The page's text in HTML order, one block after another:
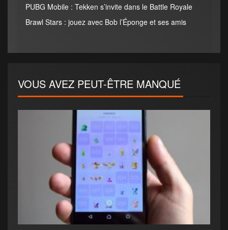
PUBG Mobile : Tekken s’invite dans le Battle Royale
Brawl Stars : jouez avec Bob l’Éponge et ses amis
VOUS AVEZ PEUT-ÊTRE MANQUÉ